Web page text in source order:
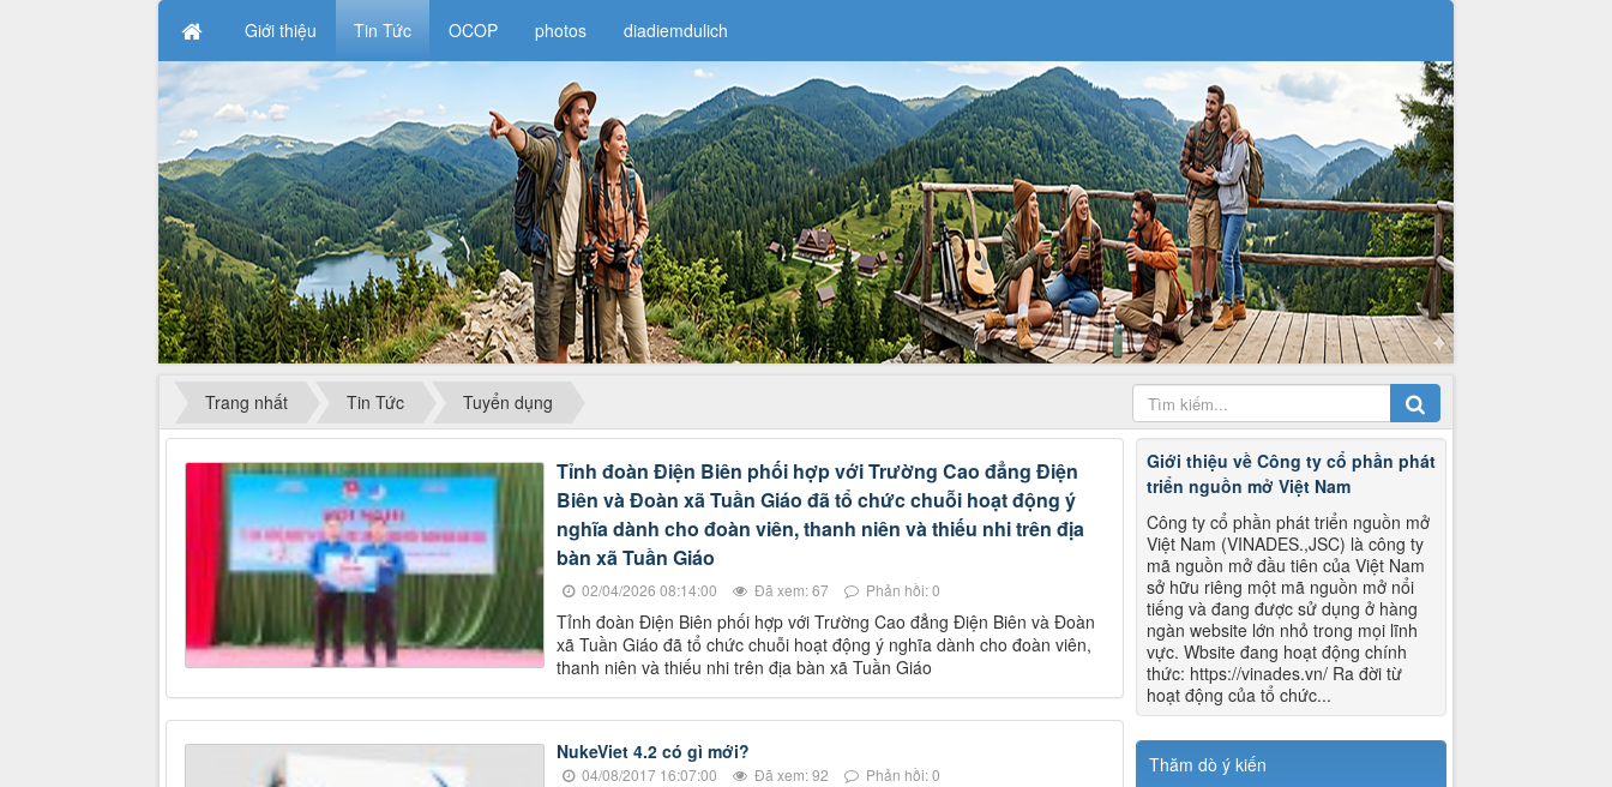
Giới thiệu Tin Tức OCOP photos diadiemdulich
Trang nhất Tin Tức Tuyển dụng
Tỉnh đoàn Điện Biên phối hợp với Trường Cao đẳng Điện
Biên và Đoàn xã Tuần Giáo đã tổ chức chuỗi hoạt động ý
nghĩa dành cho đoàn viên, thanh niên và thiếu nhi trên địa
bàn xã Tuần Giáo
02/04/2026 08:14:00 Đã xem: 67 Phản hồi: 0
Tỉnh đoàn Điện Biên phối hợp với Trường Cao đẳng Điện Biên và Đoàn
xã Tuần Giáo đã tổ chức chuỗi hoạt động ý nghĩa dành cho đoàn viên,
thanh niên và thiếu nhi trên địa bàn xã Tuần Giáo
NukeViet 4.2 có gì mới?
04/08/2017 16:07:00 Đã xem: 92 Phản hồi: 0
Giới thiệu về Công ty cổ phần phát
triển nguồn mở Việt Nam
Công ty cổ phần phát triển nguồn mở
Việt Nam (VINADES.,JSC) là công ty
mã nguồn mở đầu tiên của Việt Nam
sở hữu riêng một mã nguồn mở nổi
tiếng và đang được sử dụng ở hàng
ngàn website lớn nhỏ trong mọi lĩnh
vực. Wbsite đang hoạt động chính
thức: https://vinades.vn/ Ra đời từ
hoạt động của tổ chức...
Thăm dò ý kiến